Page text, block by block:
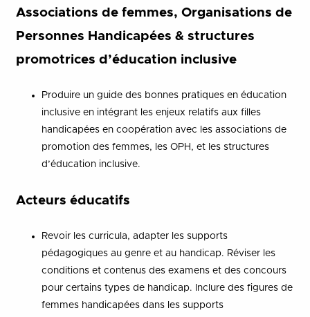
Associations de femmes, Organisations de
Personnes Handicapées & structures
promotrices d’éducation inclusive
Produire un guide des bonnes pratiques en éducation
inclusive en intégrant les enjeux relatifs aux filles
handicapées en coopération avec les associations de
promotion des femmes, les OPH, et les structures
d’éducation inclusive.
Acteurs éducatifs
Revoir les curricula, adapter les supports
pédagogiques au genre et au handicap. Réviser les
conditions et contenus des examens et des concours
pour certains types de handicap. Inclure des figures de
femmes handicapées dans les supports